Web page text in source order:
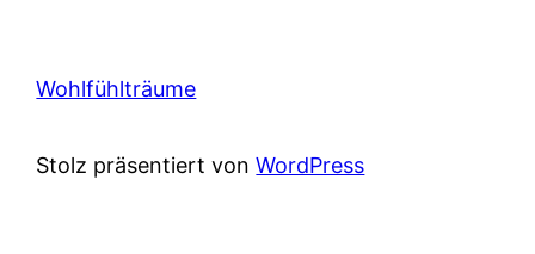
Wohlfühlträume
Stolz präsentiert vonWordPress